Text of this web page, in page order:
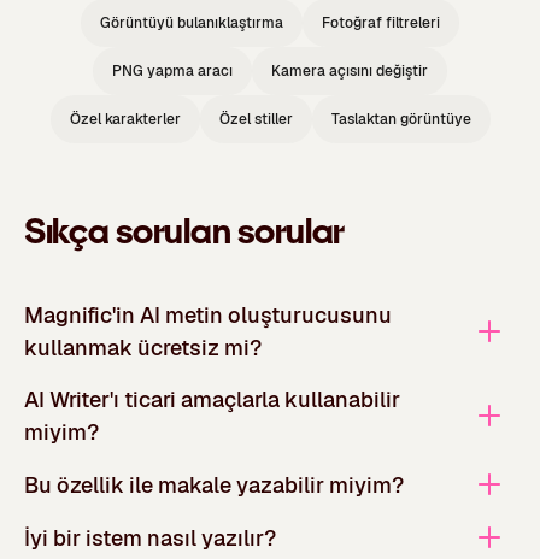
Görüntüyü bulanıklaştırma Fotoğraf filtreleri
PNG yapma aracı Kamera açısını değiştir
Özel karakterler Özel stiller Taslaktan görüntüye
Sıkça sorulan sorular
Magnific'in AI metin oluşturucusunu
kullanmak ücretsiz mi?
AI Writer'ı ticari amaçlarla kullanabilir
miyim?
Bu özellik ile makale yazabilir miyim?
İyi bir istem nasıl yazılır?